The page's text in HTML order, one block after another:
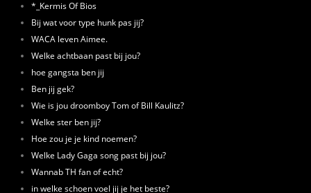
*_Kermis Of Bios
Bij wat voor type hunk pas jij?
WACA leven Aimee.
Welke achtbaan past bij jou?
hoe gangsta ben jij
Ben jij gek?
Wie is jou droomboy Tom of Bill Kaulitz?
Welke ster ben jij?
Hoe zou je je kind noemen?
Welke Lady Gaga song past bij jou?
Wannab TH fan of echt?
in welke schoen voel jij je het beste?